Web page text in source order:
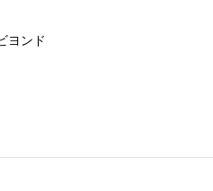
ヨンド